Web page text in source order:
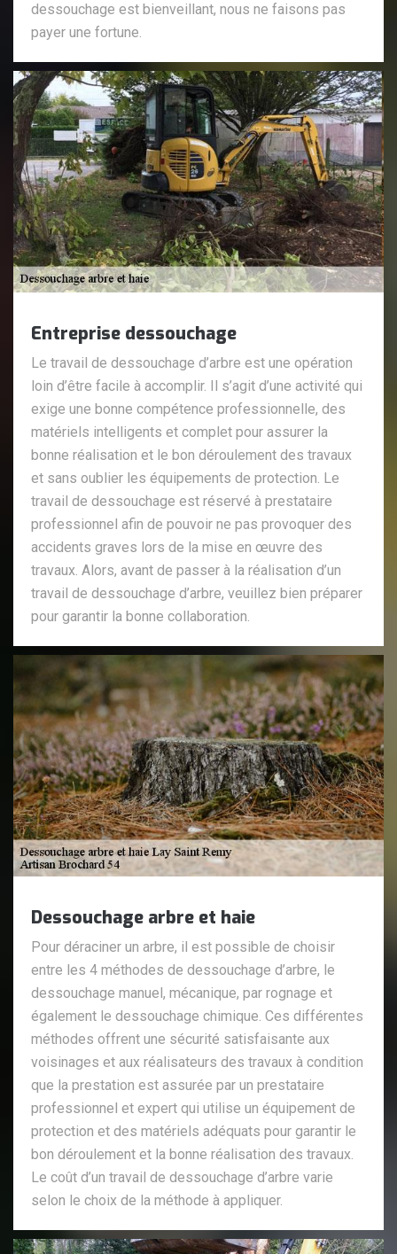
dessouchage est bienveillant, nous ne faisons pas
payer une fortune.
Entreprise dessouchage
Le travail de dessouchage d’arbre est une opération
loin d’être facile à accomplir. Il s’agit d’une activité qui
exige une bonne compétence professionnelle, des
matériels intelligents et complet pour assurer la
bonne réalisation et le bon déroulement des travaux
et sans oublier les équipements de protection. Le
travail de dessouchage est réservé à prestataire
professionnel afin de pouvoir ne pas provoquer des
accidents graves lors de la mise en œuvre des
travaux. Alors, avant de passer à la réalisation d’un
travail de dessouchage d’arbre, veuillez bien préparer
pour garantir la bonne collaboration.
Dessouchage arbre et haie
Pour déraciner un arbre, il est possible de choisir
entre les 4 méthodes de dessouchage d’arbre, le
dessouchage manuel, mécanique, par rognage et
également le dessouchage chimique. Ces différentes
méthodes offrent une sécurité satisfaisante aux
voisinages et aux réalisateurs des travaux à condition
que la prestation est assurée par un prestataire
professionnel et expert qui utilise un équipement de
protection et des matériels adéquats pour garantir le
bon déroulement et la bonne réalisation des travaux.
Le coût d’un travail de dessouchage d’arbre varie
selon le choix de la méthode à appliquer.